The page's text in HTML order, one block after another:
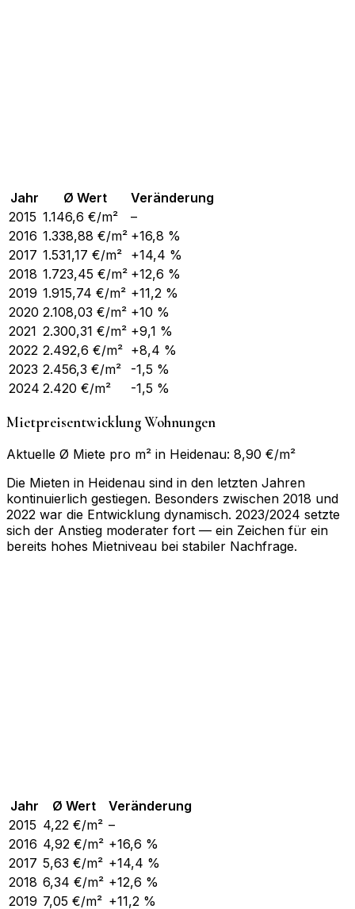
Jahr Ø Wert
Veränderung
2015 1.146,6 €/m²
–
2016 1.338,88 €/m² +16,8 %
2017 1.531,17 €/m² +14,4 %
2018 1.723,45 €/m² +12,6 %
2019 1.915,74 €/m² +11,2 %
2020 2.108,03 €/m² +10 %
2021 2.300,31 €/m² +9,1 %
2022 2.492,6 €/m² +8,4 %
2023 2.456,3 €/m²
-1,5 %
2024 2.420 €/m² -1,5 %
Mietpreisentwicklung Wohnungen
Aktuelle Ø Miete pro m² in Heidenau: 8,90 €/m²
Die Mieten in Heidenau sind in den letzten Jahren
kontinuierlich gestiegen. Besonders zwischen 2018 und
2022 war die Entwicklung dynamisch. 2023/2024 setzte
sich der Anstieg moderater fort — ein Zeichen für ein
bereits hohes Mietniveau bei stabiler Nachfrage.
Jahr Ø Wert
Veränderung
2015 4,22 €/m² –
2016 4,92 €/m² +16,6 %
2017 5,63 €/m² +14,4 %
2018 6,34 €/m² +12,6 %
2019 7,05 €/m² +11,2 %